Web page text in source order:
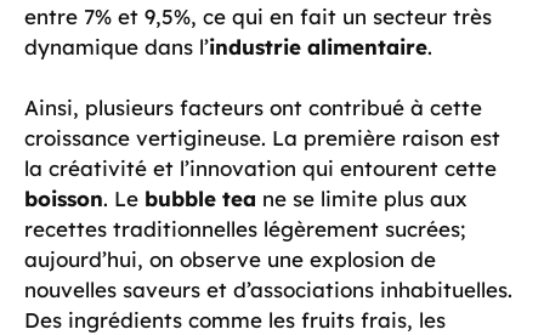
entre 7% et 9,5%, ce qui en fait un secteur très
dynamique dans l’industrie alimentaire.
Ainsi, plusieurs facteurs ont contribué à cette
croissance vertigineuse. La première raison est
la créativité et l’innovation qui entourent cette
boisson. Le bubble tea ne se limite plus aux
recettes traditionnelles légèrement sucrées;
aujourd’hui, on observe une explosion de
nouvelles saveurs et d’associations inhabituelles.
Des ingrédients comme les fruits frais, les